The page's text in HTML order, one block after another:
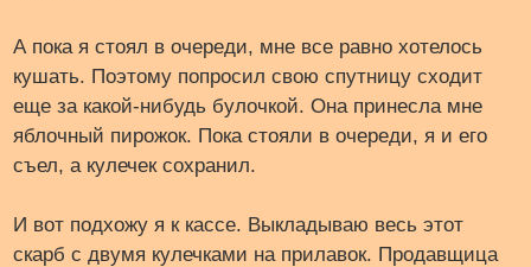
А пока я стоял в очереди, мне все равно хотелось
кушать. Поэтому попросил свою спутницу сходит
еще за какой-нибудь булочкой. Она принесла мне
яблочный пирожок. Пока стояли в очереди, я и его
съел, а кулечек сохранил.
И вот подхожу я к кассе. Выкладываю весь этот
скарб с двумя кулечками на прилавок. Продавщица